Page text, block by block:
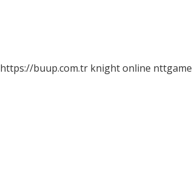
https://buup.com.tr knight online nttgame